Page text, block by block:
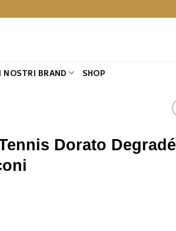
I NOSTRI BRAND SHOP
Dorato Degradé